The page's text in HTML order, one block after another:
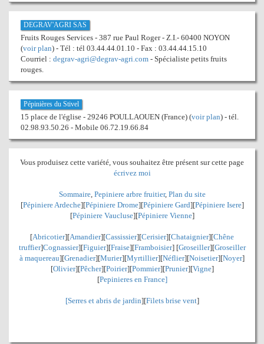
DEGRAV'AGRI SAS
Fruits Rouges Services - 387 rue Paul Roger - Z.I.- 60400 NOYON
(voir plan) - Tél : tél 03.44.44.01.10 - Fax : 03.44.44.15.10
Courriel : degrav-agri@degrav-agri.com - Spécialiste petits fruits
rouges.
Pépinières du Stivel
15 place de l'église - 29246 POULLAOUEN (France) (voir plan) - tél.
02.98.93.50.26 - Mobile 06.72.19.66.84
Vous produisez cette variété, vous souhaitez être présent sur cette page
écrivez moi
Sommaire, Pepiniere arbre fruitier, Plan du site
[Pépiniere Ardeche][Pépiniere Drome][Pépiniere Gard][Pépiniere Isere]
[Pépiniere Vaucluse][Pépiniere Vienne]
[Abricotier][Amandier][Cassissier][Cerisier][Chataignier][Chêne
truffier]Cognassier][Figuier][Fraise][Framboisier] [Groseiller][Groseiller
à maquereau][Grenadier][Murier][Myrtillier][Néflier][Noisetier][Noyer]
[Olivier][Pêcher][Poirier][Pommier][Prunier][Vigne]
[Pepinieres en France]
[Serres et abris de jardin][Filets brise vent]